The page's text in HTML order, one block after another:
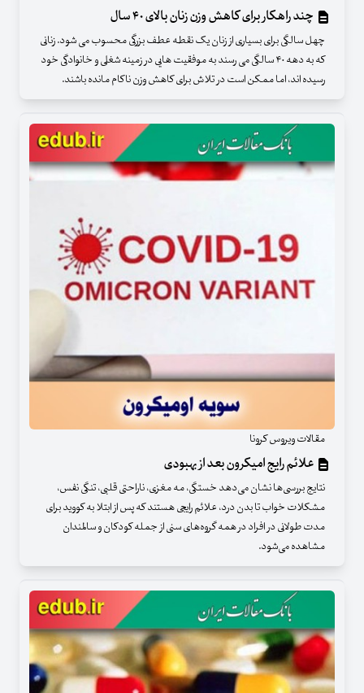
چند راهکار برای کاهش وزن زنان بالای ۴۰ سال
چهل سالگی برای بسیاری از زنان یک نقطه عطف بزرگی محسوب می شود. زنانی
که به دهه ۴۰ سالگی می رسند به موفقیت هایی در زمینه شغلی و خانوادگی خود
رسیده اند، اما ممکن است در تلاش برای کاهش وزن ناکام مانده باشند.
مقالات ویروس کرونا
علائم رایج امیکرون بعد از بهبودی
نتایج بررسی‌ها نشان می‌دهد خستگی، مه مغزی، ناراحتی قلبی، تنگی نفس،
مشکلات خواب تا بدن درد، علائم رایجی هستند که پس از ابتلا به کووید برای
مدت طولانی در افراد در همه گروه‌های سنی از جمله کودکان و سالمندان
مشاهده می‌شود.